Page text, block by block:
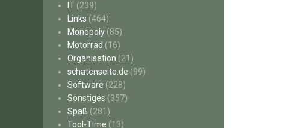
IT (239)
Links (464)
Monopoly (85)
Motorrad (16)
Organisation (21)
schatenseite.de (99)
Software (228)
Sonstiges (357)
Spaß (281)
Tool-Time (13)